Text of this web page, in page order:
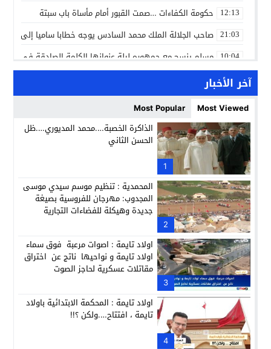
12:13 حكومة الكفاءات …صمت القبور أمام مأساة باب سبتة
21:03 صاحب الجلالة الملك محمد السادس يوجه خطابا ساميا إلى
10:04 مسلم ينسج مع جمهوره ليلة عنوانها الكلمة الصادقة في
18:17 مؤسسة سجلماسة الخاصة للتعليم العتيق… منارة تربوية تجمع
إحياء مشروع الحي الحرفي عنوان لقاء جمع وفد من جمعية
14:24 بن كيران يهاجم “البام”: “حزب الفساد وقياداته انتهى
11:33 كمال محرر يقود استئنافية تارودانت: مسار قضائي راسخ ورؤية
11:05 حبشان وكيلاً عاماً بتارودانت: ترقية جديدة في الحركة القضائية
آخر الأخبار
Most Viewed
Most Popular
1
الذاكرة الخصبة….محمد المديوري….ظل
الحسن الثاني
2
المحمدية : تنظيم موسم سيدي موسى
المجدوب: مهرجان للفروسية بصيغة
جديدة وهيكلة للفضاءات التجارية
3
اولاد تايمة : اصوات مرعبة فوق سماء
اولاد تايمة و نواحيها ناتج عن اختراق
مقاتلات عسكرية لحاجز الصوت
4
اولاد تايمة : المحكمة الابتدائية باولاد
تايمة ، افتتاح….ولكن ؟!!